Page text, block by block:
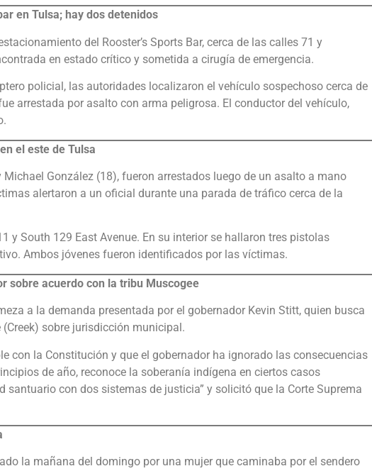
en Tulsa; hay dos detenidos
del Rooster’s Sports Bar, cerca de las calles 71 y
en estado crítico y sometida a cirugía de emergencia.
policial, las autoridades localizaron el vehículo sospechoso cerca de
arrestada por asalto con arma peligrosa. El conductor del vehículo,
el este de Tulsa
González (18), fueron arrestados luego de un asalto a mano
alertaron a un oficial durante una parada de tráfico cerca de la
y South 129 East Avenue. En su interior se hallaron tres pistolas
Ambos jóvenes fueron identificados por las víctimas.
sobre acuerdo con la tribu Muscogee
a la demanda presentada por el gobernador Kevin Stitt, quien busca
sobre jurisdicción municipal.
con la Constitución y que el gobernador ha ignorado las consecuencias
de año, reconoce la soberanía indígena en ciertos casos
con dos sistemas de justicia” y solicitó que la Corte Suprema
la mañana del domingo por una mujer que caminaba por el sendero